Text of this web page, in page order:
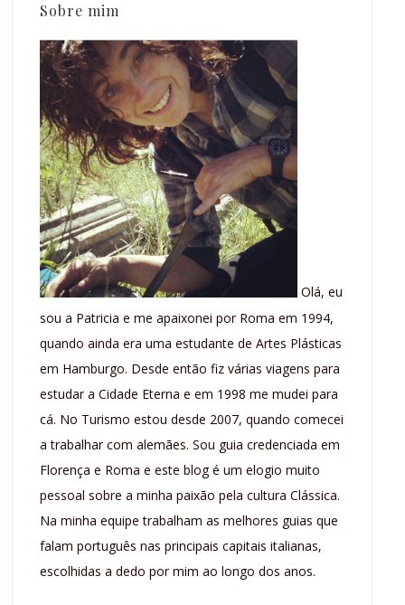
Sobre mim
Olá, eu
sou a Patricia e me apaixonei por Roma em 1994,
quando ainda era uma estudante de Artes Plásticas
em Hamburgo. Desde então fiz várias viagens para
estudar a Cidade Eterna e em 1998 me mudei para
cá. No Turismo estou desde 2007, quando comecei
a trabalhar com alemães. Sou guia credenciada em
Florença e Roma e este blog é um elogio muito
pessoal sobre a minha paixão pela cultura Clássica.
Na minha equipe trabalham as melhores guias que
falam português nas principais capitais italianas,
escolhidas a dedo por mim ao longo dos anos.